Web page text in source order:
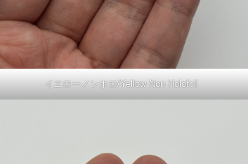
イエローノンホロ/Yellow Non Holofoil